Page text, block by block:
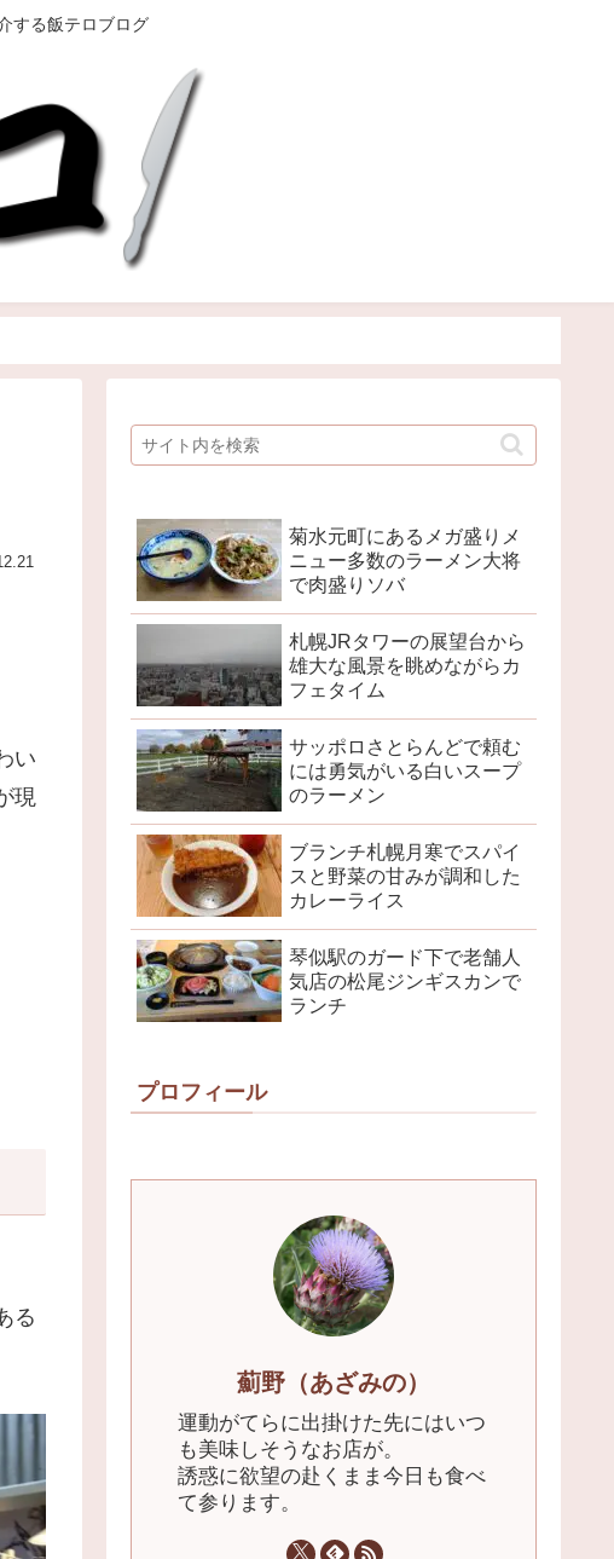
する飯テロブログ
い
現
る
菊水元町にあるメガ盛りメ
ニュー多数のラーメン大将
で肉盛りソバ
札幌JRタワーの展望台から
雄大な風景を眺めながらカ
フェタイム
サッポロさとらんどで頼む
には勇気がいる白いスープ
のラーメン
ブランチ札幌月寒でスパイ
スと野菜の甘みが調和した
カレーライス
琴似駅のガード下で老舗人
気店の松尾ジンギスカンで
ランチ
プロフィール
薊野（あざみの）
運動がてらに出掛けた先にはいつ
も美味しそうなお店が。
誘惑に欲望の赴くまま今日も食べ
て参ります。